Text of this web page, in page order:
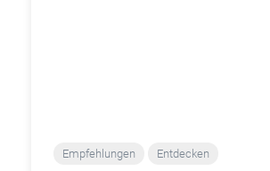
Empfehlungen Entdecken